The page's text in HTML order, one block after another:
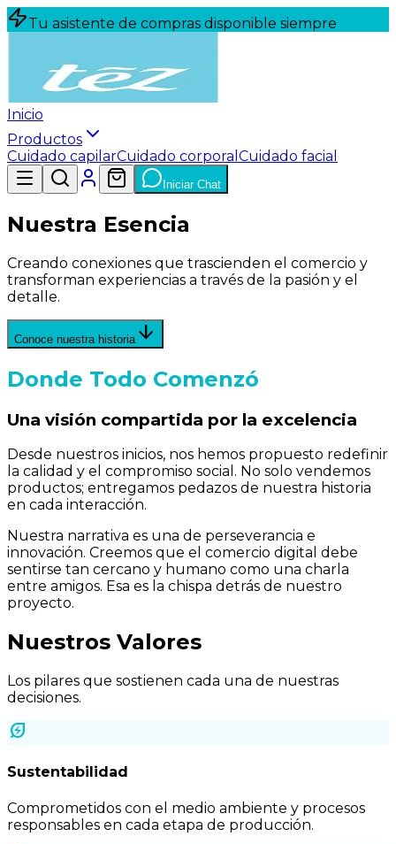
Tu asistente de compras disponible siempre
Inicio
Productos
Cuidado capilarCuidado corporal Cuidado facial
Iniciar Chat
Nuestra Esencia
Creando conexiones que trascienden el comercio y
transforman experiencias a través de la pasión y el
detalle.
Conoce nuestra historia arrow_downward
Donde Todo Comenzó
Una visión compartida por la excelencia
Desde nuestros inicios, nos hemos propuesto redefinir
la calidad y el compromiso social. No solo vendemos
productos; entregamos pedazos de nuestra historia
en cada interacción.
Nuestra narrativa es una de perseverancia e
innovación. Creemos que el comercio digital debe
sentirse tan cercano y humano como una charla
entre amigos. Esa es la chispa detrás de nuestro
proyecto.
Nuestros Valores
Los pilares que sostienen cada una de nuestras
decisiones.
energy_savings_leaf
Sustentabilidad
Comprometidos con el medio ambiente y procesos
responsables en cada etapa de producción.